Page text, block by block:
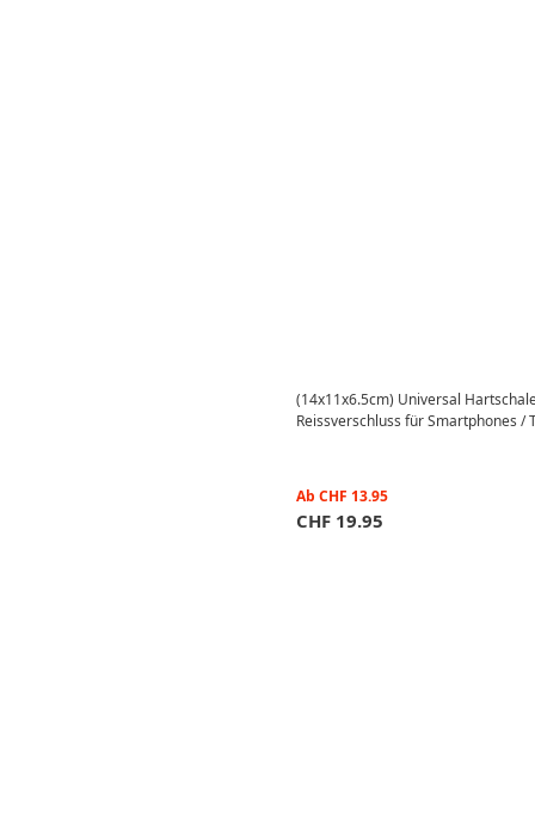
(14x11x6.5cm) Universal
Reissverschluss für Smartphones /
Ab CHF 13.95
CHF 19.95